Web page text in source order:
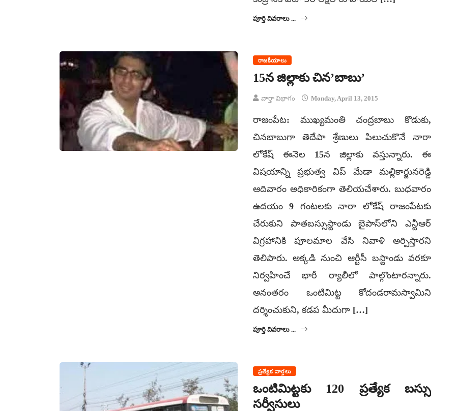
పూర్తి వివరాలు ...
రాజకీయాలు
15న జిల్లాకు చిన’బాబు’
వార్తా విభాగం Monday, April 13, 2015
రాజంపేట: ముఖ్యమంతి చంద్రబాబు కొడుకు,
చినబాబుగా తెదేపా శ్రేణులు పిలుచుకొనే నారా
లోకేష్ ఈనెల 15న జిల్లాకు వస్తున్నారు. ఈ
విషయాన్ని ప్రభుత్వ విప్ మేడా మల్లికార్జునరెడ్డి
ఆదివారం అధికారికంగా తెలియచేశారు. బుధవారం
ఉదయం 9 గంటలకు నారా లోకేష్ రాజంపేటకు
చేరుకుని పాతబస్సుస్టాండు బైపాస్‌లోని ఎన్టీఆర్
విగ్రహానికి పూలమాల వేసి నివాళి అర్పిస్తారని
తెలిపారు. అక్కడి నుంచి ఆర్టీసీ బస్టాండు వరకూ
నిర్వహించే భారీ ర్యాలీలో పాల్గొంటారన్నారు.
అనంతరం ఒంటిమిట్ట కోదండరామస్వామిని
దర్శించుకుని, కడప మీదుగా […]
పూర్తి వివరాలు ...
ప్రత్యేక వార్తలు
ఒంటిమిట్టకు 120 ప్రత్యేక బస్సు
సర్వీసులు